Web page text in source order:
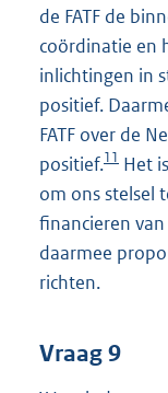
de FATF de
coördinatie en
inlichtingen in
positief.
FATF over de
positief.11 Het
om ons stelsel
financieren
daarmee
richten.
Vraag 9